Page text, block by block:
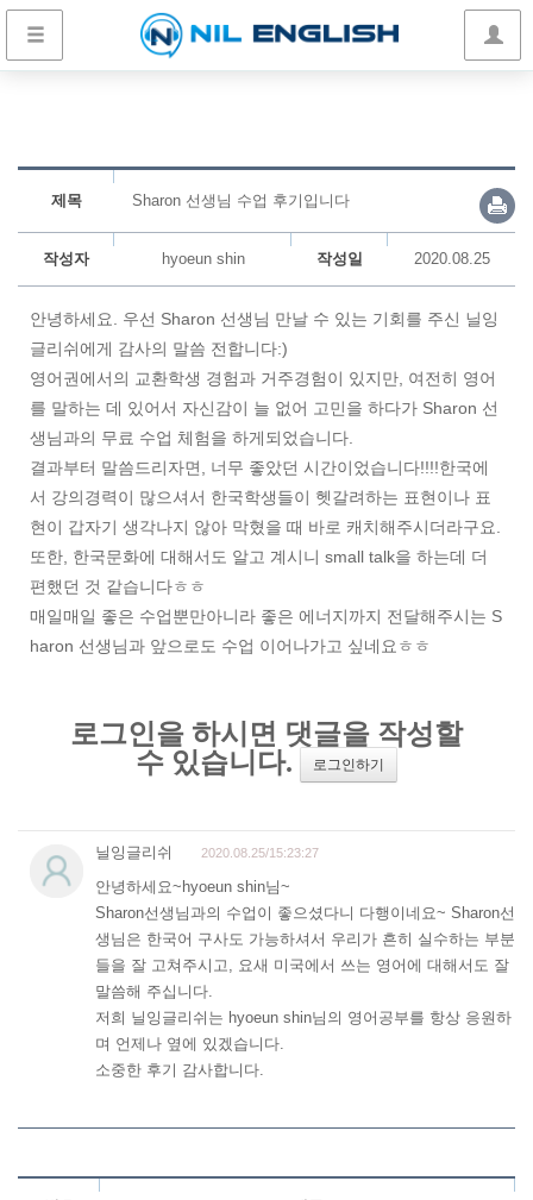
제목 Sharon 선생님 수업 후기입니다
작성자 hyoeun shin 작성일 2020.08.25
안녕하세요. 우선 Sharon 선생님 만날 수 있는 기회를 주신 닐잉
글리쉬에게 감사의 말씀 전합니다:)
영어권에서의 교환학생 경험과 거주경험이 있지만, 여전히 영어
를 말하는 데 있어서 자신감이 늘 없어 고민을 하다가 Sharon 선
생님과의 무료 수업 체험을 하게되었습니다.
결과부터 말씀드리자면, 너무 좋았던 시간이었습니다!!!!한국에
서 강의경력이 많으셔서 한국학생들이 헷갈려하는 표현이나 표
현이 갑자기 생각나지 않아 막혔을 때 바로 캐치해주시더라구요.
또한, 한국문화에 대해서도 알고 계시니 small talk을 하는데 더
편했던 것 같습니다ㅎㅎ
매일매일 좋은 수업뿐만아니라 좋은 에너지까지 전달해주시는 S
haron 선생님과 앞으로도 수업 이어나가고 싶네요ㅎㅎ